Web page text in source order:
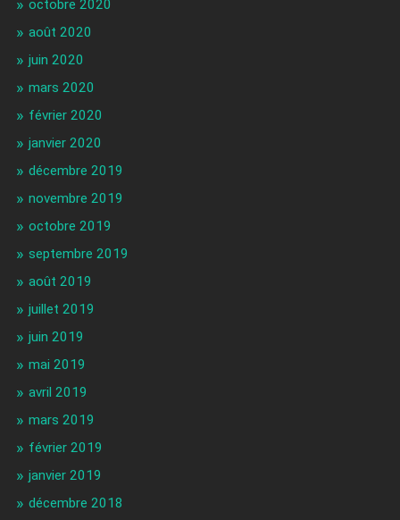
octobre 2020
août 2020
juin 2020
mars 2020
février 2020
janvier 2020
décembre 2019
novembre 2019
octobre 2019
septembre 2019
août 2019
juillet 2019
juin 2019
mai 2019
avril 2019
mars 2019
février 2019
janvier 2019
décembre 2018